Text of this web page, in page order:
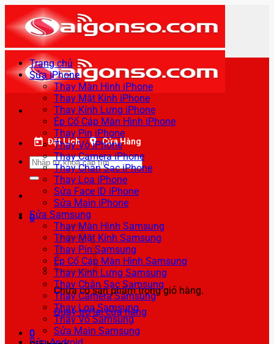
qua
nội
dung
Đặt Lịch Cửa Hàng
Tìm
kiếm:
0
Chưa có sản phẩm trong giỏ hàng.
Quay trở lại cửa hàng
0
Trang chủ
Sửa iPhone
Thay Màn Hình iPhone
Thay Mặt Kính iPhone
Thay Kính Lưng iPhone
Ép Cổ Cáp Màn Hình iPhone
Thay Pin iPhone
Thay Vỏ iPhone
Thay Camera iPhone
Thay Chân Sạc iPhone
Thay Loa iPhone
Sửa Face ID iPhone
Sửa Main iPhone
Sửa Samsung
Thay Màn Hình Samsung
Thay Mặt Kính Samsung
Thay Pin Samsung
Ép Cổ Cáp Màn Hình Samsung
Thay Kính Lưng Samsung
Thay Chân Sạc Samsung
Thay Camera Samsung
Thay Loa Samsung
Thay Vỏ Samsung
Sửa Main Samsung